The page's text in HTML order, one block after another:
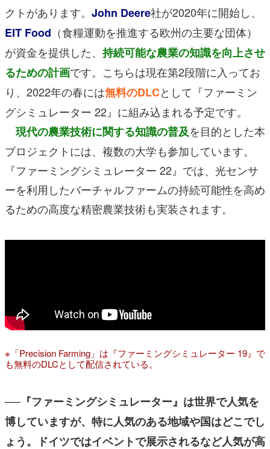
クトがあります。 John Deere社が2020年に開始し、
EIT Food （食糧運動を推進する欧州の主要な団体）
が資金を提供した、 持続可能な農業の知識を向上させ
るための計画です。こちらは現在第2段階に入ってお
り、2022年の春には無料のDLCとして 『ファーミン
グシミュレーター 22』に組み込まれる予定です。
現代の農業技術に関する知識の普及を目的とした本
プロジェクトには、複数の大学も参加しています。
『ファーミングシミュレーター 22』では、光センサ
ーを利用したバーチャルファームの持続可能性を高め
るための高度な精密農業技術も実装されます。
※「Precision Farming」は『ファーミングシミュレーター 19』で
も無料のDLCとして配信されている。
──『ファーミングシミュレーター』は世界で人気を
博していますが、特に人気のある地域や国はどこでし
ょう。ドイツではイベントで展示されるなど人気が高